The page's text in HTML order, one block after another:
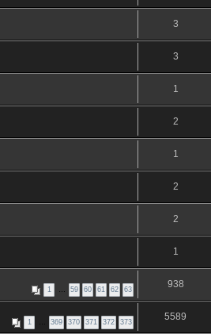
3
3
1
2
1
2
2
1
1 59 60 61 62 63 938
1 369 370 371 372 373 5589